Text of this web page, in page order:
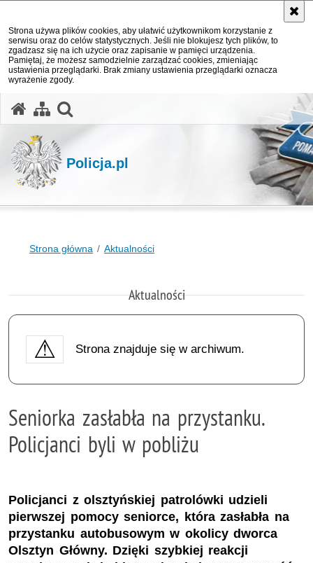
Strona używa plików cookies, aby ułatwić użytkownikom korzystanie z
serwisu oraz do celów statystycznych. Jeśli nie blokujesz tych plików, to
zgadzasz się na ich użycie oraz zapisanie w pamięci urządzenia.
Pamiętaj, że możesz samodzielnie zarządzać cookies, zmieniając
ustawienia przeglądarki. Brak zmiany ustawienia przeglądarki oznacza
wyrażenie zgody.
Policja.pl
Strona główna Aktualności
Aktualności
Strona znajduje się w archiwum.
Seniorka zasłabła na przystanku.
Policjanci byli w pobliżu
Policjanci z olsztyńskiej patrolówki udzieli
pierwszej pomocy seniorce, która zasłabła na
przystanku autobusowym w okolicy dworca
Olsztyn Główny. Dzięki szybkiej reakcji